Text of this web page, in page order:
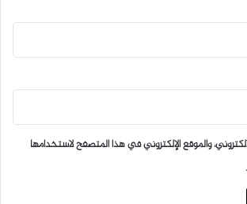
والموقع الإلكتروني في هذا المتصفح لاستخدامها